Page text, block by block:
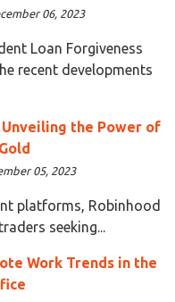
06, 2023
Loan Forgiveness
recent developments
the Power of
05, 2023
platforms, Robinhood
seeking...
Work Trends in the